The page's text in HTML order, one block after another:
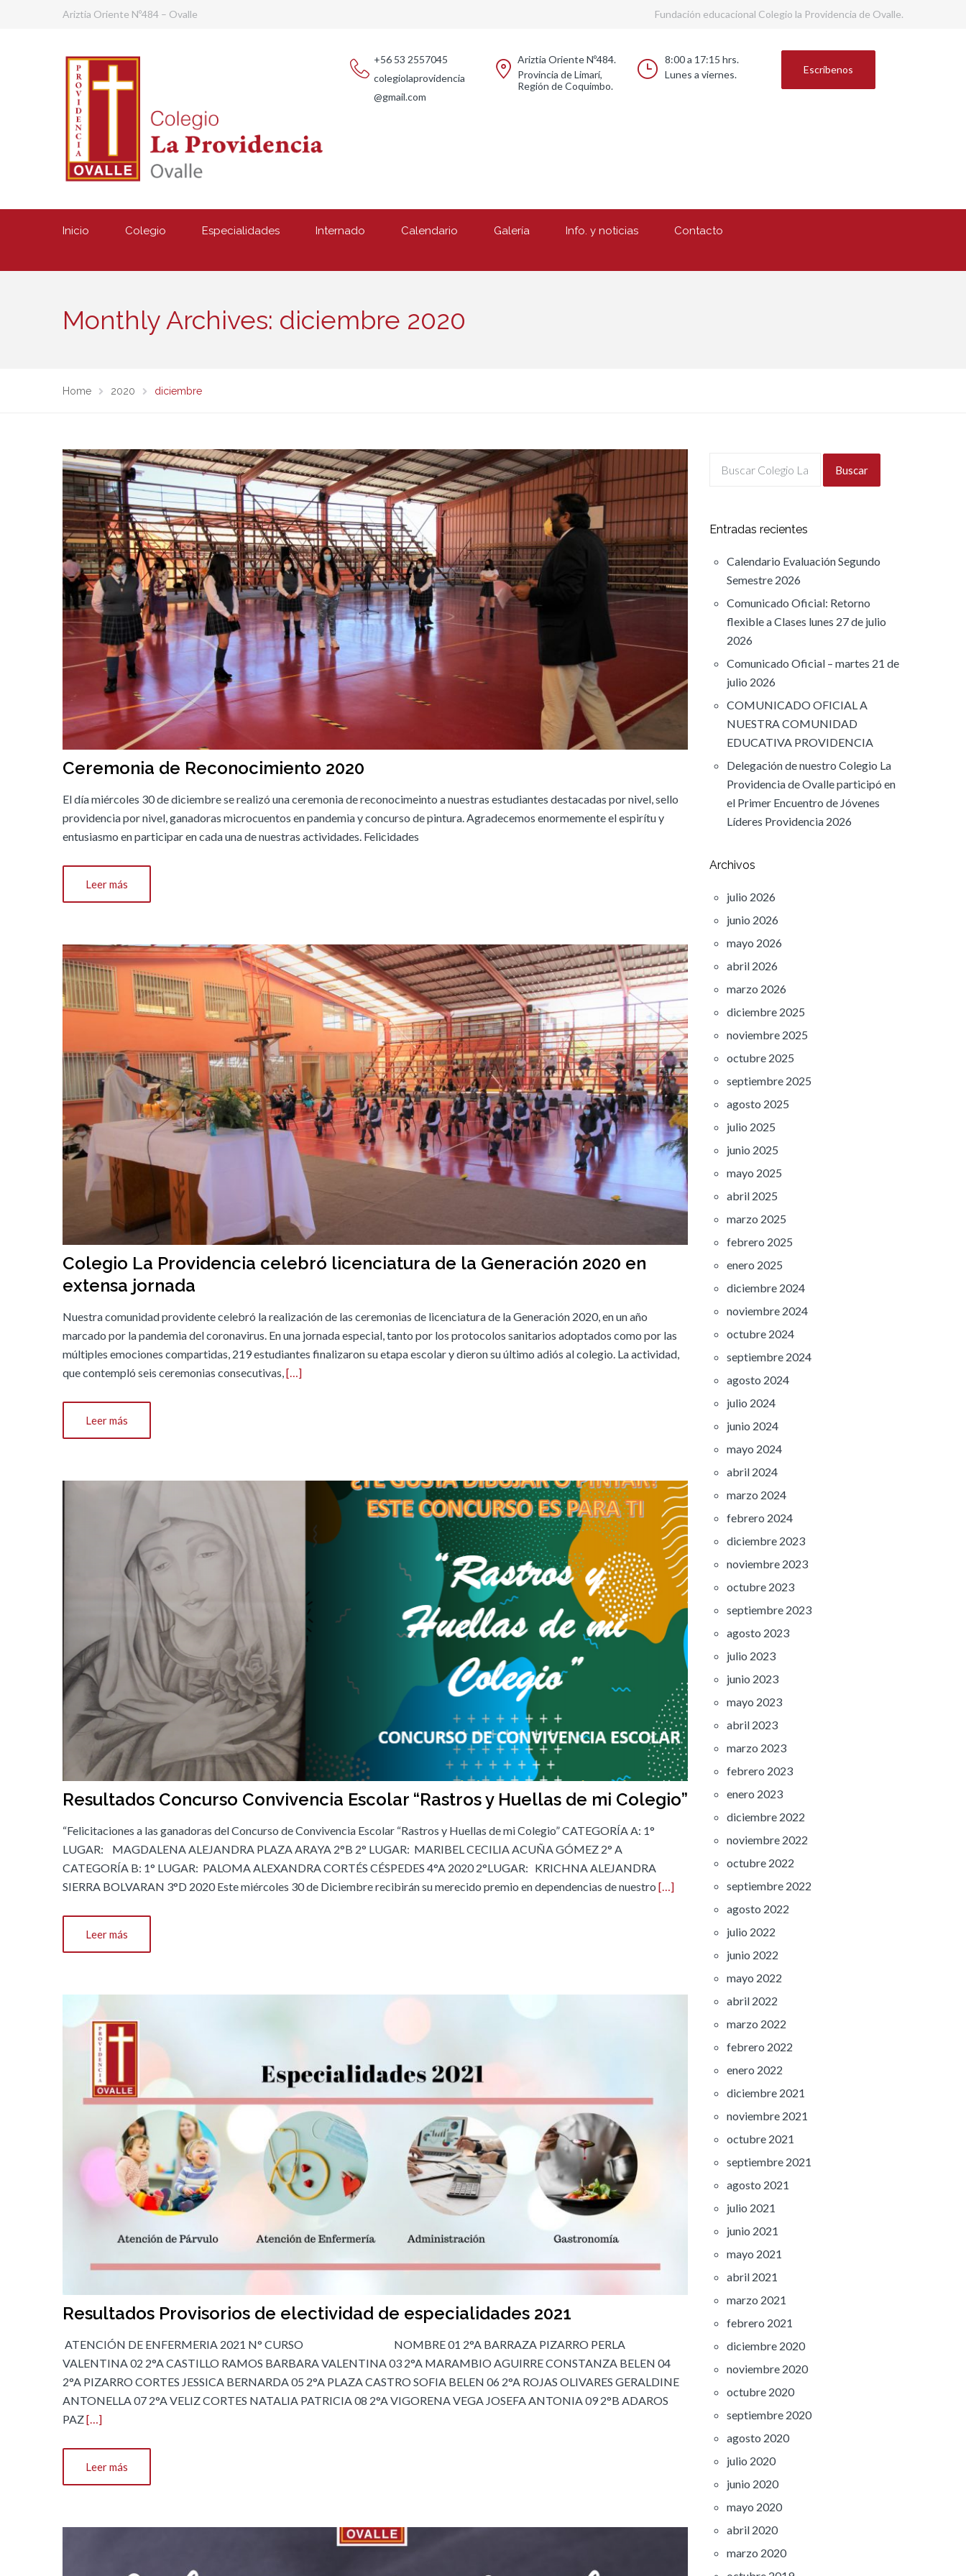
Ariztia Oriente Nº484 – Ovalle Fundación educacional Colegio la Providencia de Ovalle.
+56 53 2557045
colegiolaprovidencia
@gmail.com
Ariztia Oriente Nº484.
Provincia de Limarí,
Región de Coquimbo.
8:00 a 17:15 hrs.
Lunes a viernes.
Escríbenos
Inicio Colegio Especialidades Internado Calendario Galería Info. y noticias Contacto
Monthly Archives: diciembre 2020
Home 2020 diciembre
Ceremonia de Reconocimiento 2020
El día miércoles 30 de diciembre se realizó una ceremonia de reconocimeinto a nuestras estudiantes destacadas por nivel, sello
providencia por nivel, ganadoras microcuentos en pandemia y concurso de pintura. Agradecemos enormemente el espirítu y
entusiasmo en participar en cada una de nuestras actividades. Felicidades
Leer más
Colegio La Providencia celebró licenciatura de la Generación 2020 en
extensa jornada
Nuestra comunidad providente celebró la realización de las ceremonias de licenciatura de la Generación 2020, en un año
marcado por la pandemia del coronavirus. En una jornada especial, tanto por los protocolos sanitarios adoptados como por las
múltiples emociones compartidas, 219 estudiantes finalizaron su etapa escolar y dieron su último adiós al colegio. La actividad,
que contempló seis ceremonias consecutivas,[…]
Leer más
Resultados Concurso Convivencia Escolar “Rastros y Huellas de mi Colegio”
“Felicitaciones a las ganadoras del Concurso de Convivencia Escolar “Rastros y Huellas de mi Colegio” CATEGORÍA A: 1°
LUGAR: MAGDALENA ALEJANDRA PLAZA ARAYA 2°B 2° LUGAR: MARIBEL CECILIA ACUÑA GÓMEZ 2° A
CATEGORÍA B: 1° LUGAR: PALOMA ALEXANDRA CORTÉS CÉSPEDES 4°A 2020 2°LUGAR: KRICHNA ALEJANDRA
SIERRA BOLVARAN 3°D 2020 Este miércoles 30 de Diciembre recibirán su merecido premio en dependencias de nuestro […]
Leer más
Resultados Provisorios de electividad de especialidades 2021
ATENCIÓN DE ENFERMERIA 2021 N° CURSO NOMBRE 01 2°A BARRAZA PIZARRO PERLA
VALENTINA 02 2°A CASTILLO RAMOS BARBARA VALENTINA 03 2°A MARAMBIO AGUIRRE CONSTANZA BELEN 04
2°A PIZARRO CORTES JESSICA BERNARDA 05 2°A PLAZA CASTRO SOFIA BELEN 06 2°A ROJAS OLIVARES GERALDINE
ANTONELLA 07 2°A VELIZ CORTES NATALIA PATRICIA 08 2°A VIGORENA VEGA JOSEFA ANTONIA 09 2°B ADAROS
PAZ[…]
Leer más
Buscar
Entradas recientes
Calendario Evaluación Segundo
Semestre 2026
Comunicado Oficial: Retorno
flexible a Clases lunes 27 de julio
2026
Comunicado Oficial – martes 21 de
julio 2026
COMUNICADO OFICIAL A
NUESTRA COMUNIDAD
EDUCATIVA PROVIDENCIA
Delegación de nuestro Colegio La
Providencia de Ovalle participó en
el Primer Encuentro de Jóvenes
Líderes Providencia 2026
Archivos
julio 2026
junio 2026
mayo 2026
abril 2026
marzo 2026
diciembre 2025
noviembre 2025
octubre 2025
septiembre 2025
agosto 2025
julio 2025
junio 2025
mayo 2025
abril 2025
marzo 2025
febrero 2025
enero 2025
diciembre 2024
noviembre 2024
octubre 2024
septiembre 2024
agosto 2024
julio 2024
junio 2024
mayo 2024
abril 2024
marzo 2024
febrero 2024
diciembre 2023
noviembre 2023
octubre 2023
septiembre 2023
agosto 2023
julio 2023
junio 2023
mayo 2023
abril 2023
marzo 2023
febrero 2023
enero 2023
diciembre 2022
noviembre 2022
octubre 2022
septiembre 2022
agosto 2022
julio 2022
junio 2022
mayo 2022
abril 2022
marzo 2022
febrero 2022
enero 2022
diciembre 2021
noviembre 2021
octubre 2021
septiembre 2021
agosto 2021
julio 2021
junio 2021
mayo 2021
abril 2021
marzo 2021
febrero 2021
diciembre 2020
noviembre 2020
octubre 2020
septiembre 2020
agosto 2020
julio 2020
junio 2020
mayo 2020
abril 2020
marzo 2020